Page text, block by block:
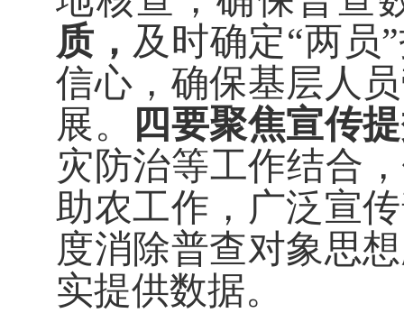
质， 及时确定“两员”
信心，确保基层人
展。
四要聚焦宣传
灾防治等工作结合
助农工作，广泛宣
度消除普查对象思
实提供数据。